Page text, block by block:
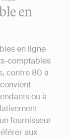
en
en ligne
comptables
contre 80 à
ou à
fournisseur
aux